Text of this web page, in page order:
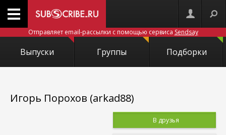
Отправляет email-рассылки с помощью сервиса Sendsay
Выпуски Группы Подборки
Игорь Порохов (arkad88)
В друзья